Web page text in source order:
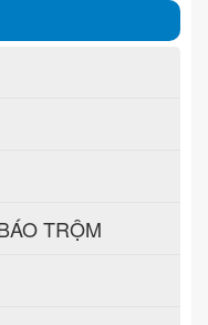
TRỘM